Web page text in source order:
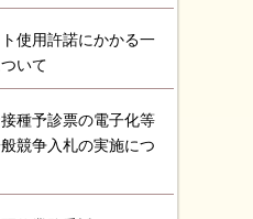
使用許諾にかかる一
いて
種予診票の電子化等
競争入札の実施につ